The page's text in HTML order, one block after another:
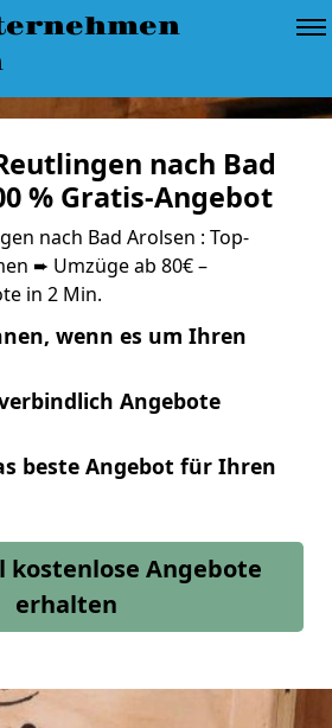
nach Bad
% Gratis-Angebot
nach Bad Arolsen : Top-
➨ Umzüge ab 80€ –
in 2 Min.
wenn es um Ihren
Angebote
beste Angebot für Ihren
kostenlose Angebote
erhalten